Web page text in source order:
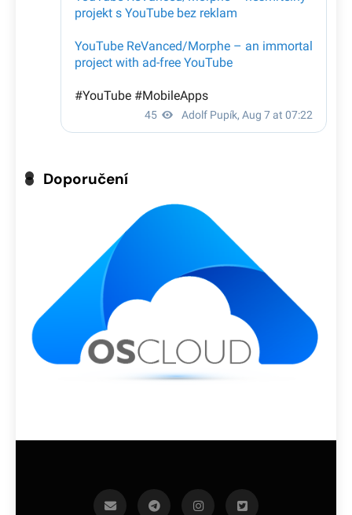
Doporučení